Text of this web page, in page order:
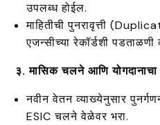
उपलब्ध होईल.
माहितीची पुनरावृत्ती
एजन्सीच्या रेकॉर्डशी पडताळणी
३. मासिक चलने आणि योगदानाचा
नवीन वेतन व्याख्येनुसार
ESIC चलने वेळेवर भरा.